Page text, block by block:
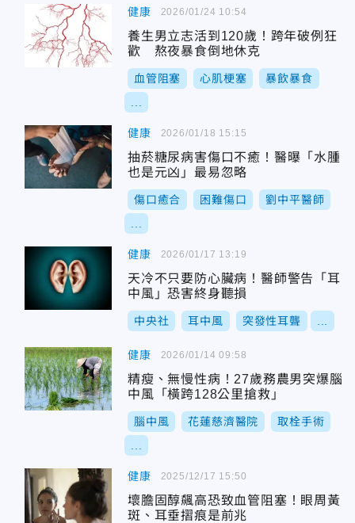
健康
養生男立志活到120歲！跨年破例狂
歡 熬夜暴食倒地休克
血管阻塞 心肌梗塞 暴飲暴食
2026/01/24 10:54
健康
抽菸糖尿病害傷口不癒！醫曝「水腫
也是元凶」最易忽略
傷口癒合 困難傷口 劉中平醫師
2026/01/18 15:15
健康
天冷不只要防心臟病！醫師警告「耳
中風」恐害終身聽損
中央社 耳中風 突發性耳聾
2026/01/17 13:19
健康
精瘦、無慢性病！27歲務農男突爆腦
中風「橫跨128公里搶救」
腦中風 花蓮慈濟醫院 取栓手術
2026/01/14 09:58
健康
壞膽固醇飆高恐致血管阻塞！眼周黃
斑、耳垂摺痕是前兆
2025/12/17 15:50